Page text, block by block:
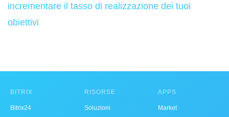
incrementare il tasso di realizzazione dei tuoi
obiettivi
BITRIX
Bitrix24
RISORSE
Soluzioni
APPS
Market